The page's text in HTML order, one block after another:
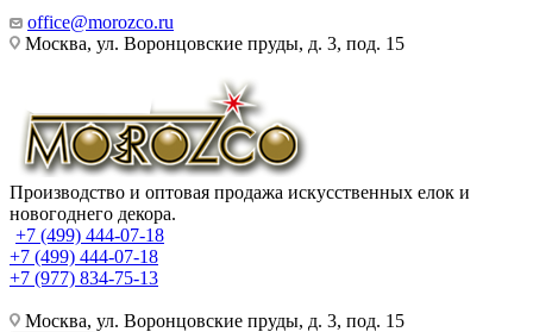
office@morozco.ru
Москва, ул. Воронцовские пруды, д. 3, под. 15
Производство и оптовая продажа искусственных елок и
новогоднего декора.
+7 (499) 444-07-18
+7 (499) 444-07-18
+7 (977) 834-75-13
Москва, ул. Воронцовские пруды, д. 3, под. 15